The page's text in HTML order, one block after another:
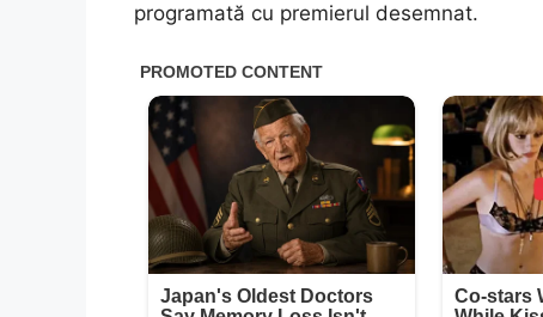
programată cu premierul desemnat.